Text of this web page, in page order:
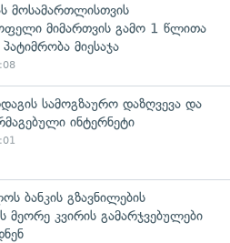
მოსამართლისთვის
მიმართვის გამო 1 წლითა
მიესაჯა
სამოგზაურო დაზღვევა და
ინტერნეტი
ბანკის გზავნილების
მეორე კვირის გამარჯვებულები